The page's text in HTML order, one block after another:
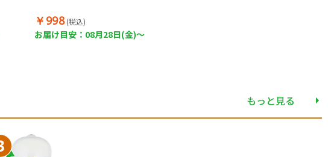
￥998 (税込)
お届け目安：08月28日(金)～
もっと見る